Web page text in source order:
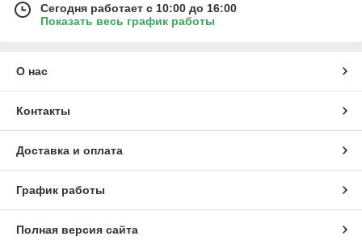
Сегодня работает с 10:00 до 16:00
Показать весь график работы
О нас
Контакты
Доставка и оплата
График работы
Полная версия сайта